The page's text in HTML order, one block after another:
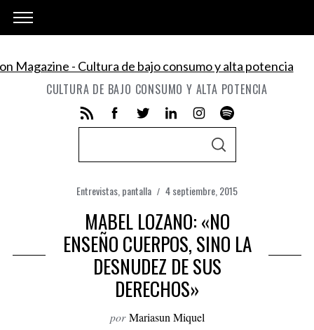
CULTURA DE BAJO CONSUMO Y ALTA POTENCIA
r
h
f
S
C
H
Entrevistas pantalla 4 septiembre, 2015
MABEL LOZANO: «NO
ENSEÑO CUERPOS, SINO LA
DESNUDEZ DE SUS
DERECHOS»
por Mariasun Miquel